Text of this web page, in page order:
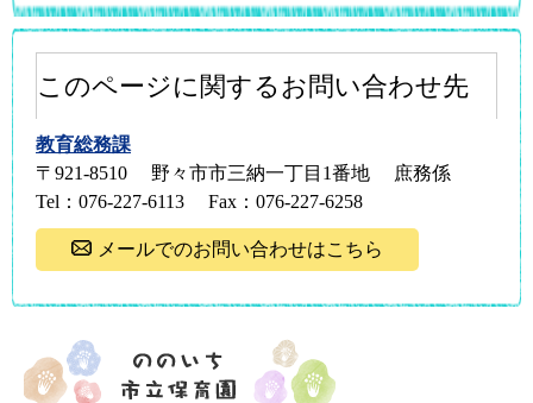
このページに関するお問い合わせ先
教育総務課
〒921-8510
野々市市三納一丁目1番地
庶務係
Tel：076-227-6113
Fax：076-227-6258
メールでのお問い合わせはこちら